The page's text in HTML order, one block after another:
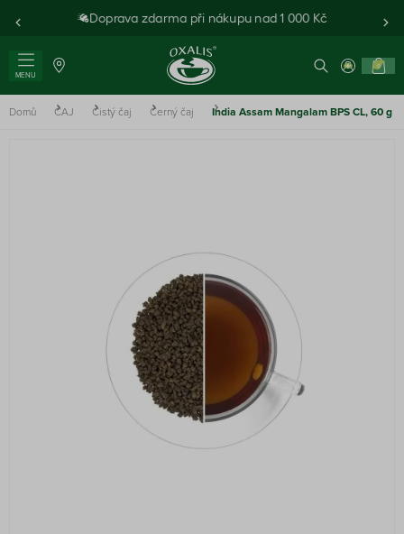
Doprava zdarma při nákupu nad 1 000 Kč
MENU
0
Domů ČAJ Čistý čaj Černý čaj India Assam Mangalam BPS CL, 60 g